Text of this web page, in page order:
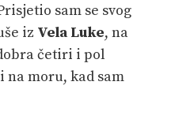
sam se svog
iz Vela Luke, na
četiri i pol
na moru, kad sam